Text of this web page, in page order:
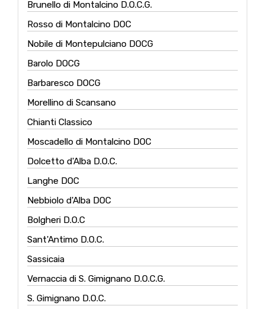
Brunello di Montalcino D.O.C.G.
Rosso di Montalcino DOC
Nobile di Montepulciano DOCG
Barolo DOCG
Barbaresco DOCG
Morellino di Scansano
Chianti Classico
Moscadello di Montalcino DOC
Dolcetto d'Alba D.O.C.
Langhe DOC
Nebbiolo d'Alba DOC
Bolgheri D.O.C
Sant'Antimo D.O.C.
Sassicaia
Vernaccia di S. Gimignano D.O.C.G.
S. Gimignano D.O.C.